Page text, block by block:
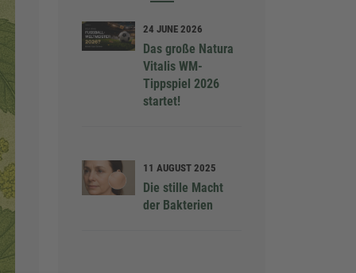
24 JUNE 2026
Das große Natura
Vitalis WM-
Tippspiel 2026
startet!
11 AUGUST 2025
Die stille Macht
der Bakterien